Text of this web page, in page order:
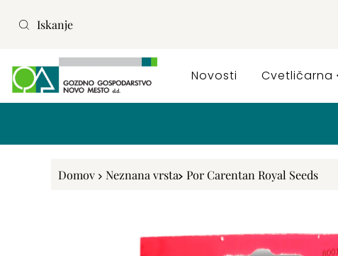
Preskoči na vsebino
Novosti Cvetličarna
Domov Neznana vrsta Por Carentan Royal Seeds